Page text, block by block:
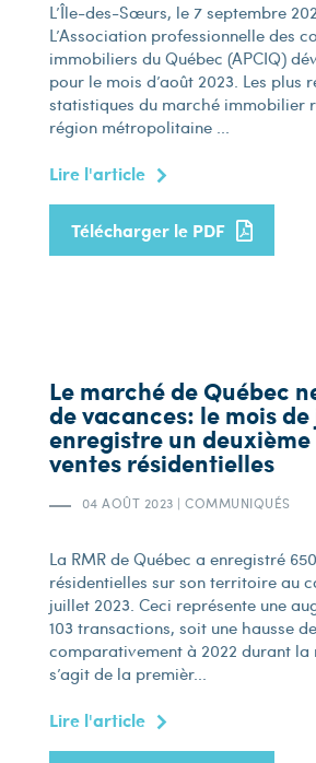
L’Île-des-Sœurs, le 7 septembre
L’Association professionnelle des
immobiliers du Québec (APCIQ)
pour le mois d’août 2023. Les plus
statistiques du marché immobilier
région métropolitaine ...
Lire l'article
Télécharger le PDF
Le marché de Québec
de vacances: le mois
enregistre un
ventes résidentielles
04 AOÛT 2023 | COMMUNIQUÉS
La RMR de Québec a enregistré
résidentielles sur son territoire au
juillet 2023. Ceci représente une
103 transactions, soit une hausse de
comparativement à 2022 durant la
s’agit de la premièr...
Lire l'article